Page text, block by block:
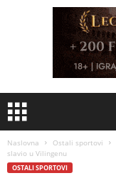
Naslovna Ostali sportovi
slavio u Vilingenu
OSTALI SPORTOVI